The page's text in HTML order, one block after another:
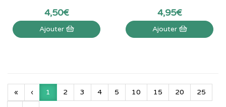
4,50€
Ajouter
4,95€
Ajouter
« ‹ 1 2 3 4 5 10 15 20
25